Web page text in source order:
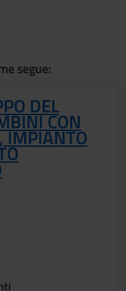
segue:
DEL
CON
IMPIANTO